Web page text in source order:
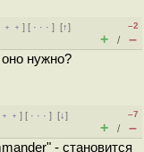
] [ · · ·][↑]
–2
+ / –
нужно?
] [ · · ·][↓]
–7
+ / –
- становится